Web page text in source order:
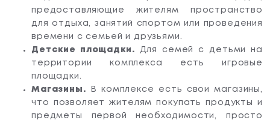
предоставляющие жителям пространство
для отдыха, занятий спортом или проведения
времени с семьей и друзьями.
Детские площадки. Для семей с детьми на
территории комплекса есть игровые
площадки.
Магазины. В комплексе есть свои магазины,
что позволяет жителям покупать продукты и
предметы первой необходимости, просто